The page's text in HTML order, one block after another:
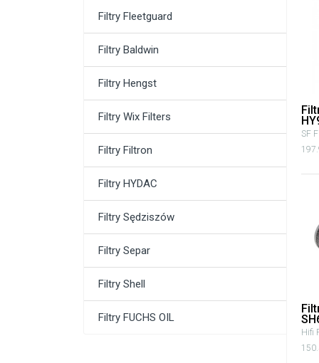
Filtry Fleetguard
Filtry Baldwin
Filtry Hengst
Filtry Wix Filters
Filtry Filtron
Filtry HYDAC
Filtry Sędziszów
Filtry Separ
Filtry Shell
Filtry FUCHS OIL
SF
Hifi